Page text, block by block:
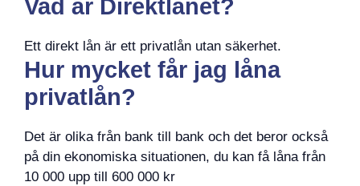
Vad är Direktlånet?
Ett direkt lån är ett privatlån utan säkerhet.
Hur mycket får jag låna
privatlån?
Det är olika från bank till bank och det beror också
på din ekonomiska situationen, du kan få låna från
10 000 upp till 600 000 kr